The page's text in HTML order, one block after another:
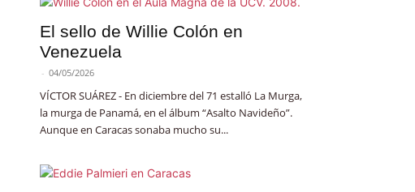
El sello de Willie Colón en
Venezuela
- 04/05/2026
VÍCTOR SUÁREZ - En diciembre del 71 estalló La Murga,
la murga de Panamá, en el álbum “Asalto Navideño”.
Aunque en Caracas sonaba mucho su...